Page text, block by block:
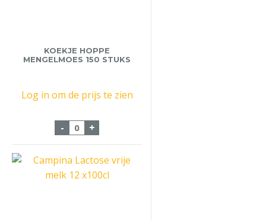
KOEKJE HOPPE
MENGELMOES 150 STUKS
Log in om de prijs te zien
- Koekje Hoppe Mengelmoes 150 stuks
+